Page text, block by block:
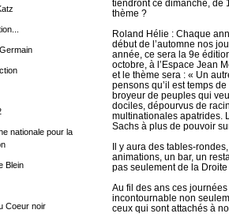
nationale pour la
Blein
Coeur noir
tiendront ce dimanche, de
thème ?
Roland Hélie : Chaque
début de l’automne nos
année, ce sera la 9e
octobre, à l’Espace Jean
et le thème sera : « Un
pensons qu’il est temps
broyeur de peuples qui
dociles, dépourvus de
multinationales apatrides.
Sachs à plus de pouvoir
Il y aura des tables-
animations, un bar, un
pas seulement de la
Au fil des ans ces
incontournable non
ceux qui sont attachés à